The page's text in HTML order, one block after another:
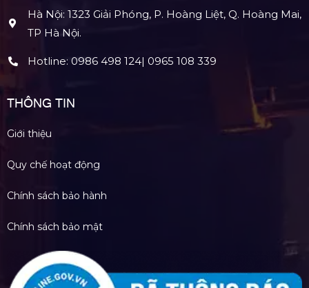
Hà Nội: 1323 Giải Phóng, P. Hoàng Liệt, Q. Hoàng Mai,
TP Hà Nội.
Hotline: 0986 498 124| 0965 108 339
THÔNG TIN
Giới thiệu
Quy chế hoạt động
Chính sách bảo hành
Chính sách bảo mật